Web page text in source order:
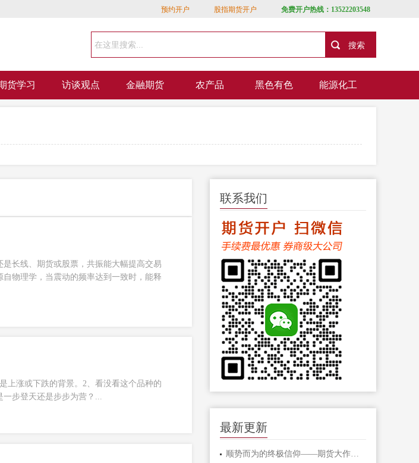
预约开户 股指期货开户 免费开户热线：13522203548
货学习 访谈观点 金融期货 农产品 黑色有色 能源化工
长线、期货或股票，共振能大幅提高交易
物理学，当震动的频率达到一致时，能释
上涨或下跌的背景。2、看没看这个品种的
步登天还是步步为营？...
联系我们
最新更新
顺势而为的终极信仰——期货大作手的修